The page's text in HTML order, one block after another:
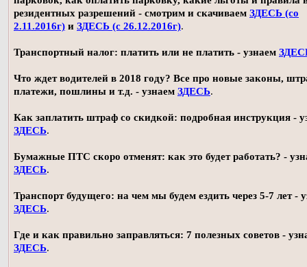
резидентных разрешений - смотрим и скачиваем ЗДЕСЬ (со
2.11.2016г) и ЗДЕСЬ (с 26.12.2016г).
Транспортный налог: платить или не платить - узнаем
Что ждет водителей в 2018 году? Все про новые законы,
платежи, пошлины и т.д. - узнаем ЗДЕСЬ.
Как заплатить штраф со скидкой: подробная инструкция -
ЗДЕСЬ.
Бумажные ПТС скоро отменят: как это будет работать? -
ЗДЕСЬ.
Транспорт будущего: на чем мы будем ездить через 5-7 лет -
ЗДЕСЬ.
Где и как правильно заправляться: 7 полезных советов -
ЗДЕСЬ.